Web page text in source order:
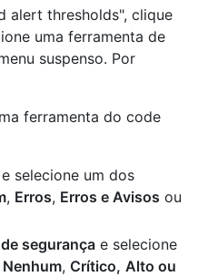
alert thresholds", clique
uma ferramenta de
suspenso. Por
ferramenta do code
e selecione um dos
, Erros, Erros e Avisos ou
segurança e selecione
Nenhum, Crítico, Alto ou